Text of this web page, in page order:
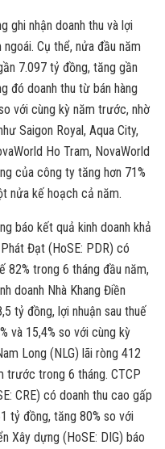
ghi nhận doanh thu và lợi
Cụ thể, nửa đầu năm
7.097 tỷ đồng, tăng gần
đó doanh thu từ bán hàng
với cùng kỳ năm trước, nhờ
Saigon Royal, Aqua City,
Ho Tram, NovaWorld
của công ty tăng hơn 71%
nửa kế hoạch cả năm.
báo kết quả kinh doanh khả
Đạt (HoSE: PDR) có
trong 6 tháng đầu năm,
doanh Nhà Khang Điền
tỷ đồng, lợi nhuận sau thuế
và 15,4% so với cùng kỳ
Long (NLG) lãi ròng 412
trước trong 6 tháng. CTCP
CRE) có doanh thu cao gấp
tỷ đồng, tăng 80% so với
Xây dựng (HoSE: DIG) báo